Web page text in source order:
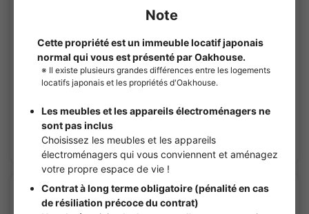
Place de l'Arche.
¥103,000 - ¥108,000 Vacant
Entièrement meublé Pas de caution
Voir les détails
APARTMENT